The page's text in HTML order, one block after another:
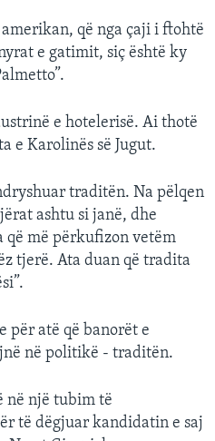
që nga çaji i ftohtë
e gatimit, siç është ky
e hotelerisë. Ai thotë
e Karolinës së Jugut.
traditën. Na pëlqen
ashtu si janë, dhe
që më përkufizon vetëm
tjerë. Ata duan që tradita
për atë që banorët e
në politikë - traditën.
në një tubim të
të dëgjuar kandidatin e saj